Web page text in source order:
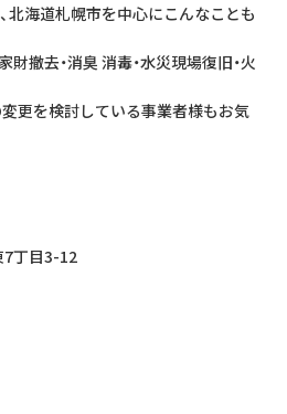
北海道札幌市を中心にこんなことも
財撤去・消臭 消毒・水災現場復旧・火
更を検討している事業者様もお気
7丁目3-12